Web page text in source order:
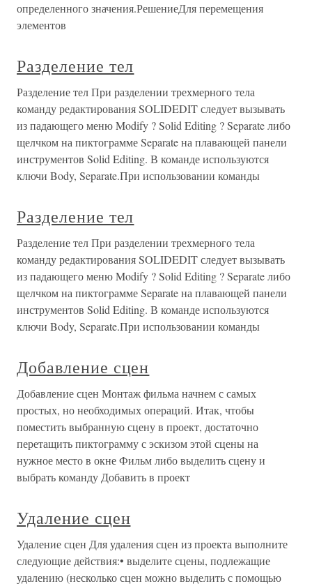
определенного значения.РешениеДля перемещения
элементов
Разделение тел
Разделение тел При разделении трехмерного тела
команду редактирования SOLIDEDIT следует вызывать
из падающего меню Modify ? Solid Editing ? Separate либо
щелчком на пиктограмме Separate на плавающей панели
инструментов Solid Editing. В команде используются
ключи Body, Separate.При использовании команды
Разделение тел
Разделение тел При разделении трехмерного тела
команду редактирования SOLIDEDIT следует вызывать
из падающего меню Modify ? Solid Editing ? Separate либо
щелчком на пиктограмме Separate на плавающей панели
инструментов Solid Editing. В команде используются
ключи Body, Separate.При использовании команды
Добавление сцен
Добавление сцен Монтаж фильма начнем с самых
простых, но необходимых операций. Итак, чтобы
поместить выбранную сцену в проект, достаточно
перетащить пиктограмму с эскизом этой сцены на
нужное место в окне Фильм либо выделить сцену и
выбрать команду Добавить в проект
Удаление сцен
Удаление сцен Для удаления сцен из проекта выполните
следующие действия:• выделите сцены, подлежащие
удалению (несколько сцен можно выделить с помощью